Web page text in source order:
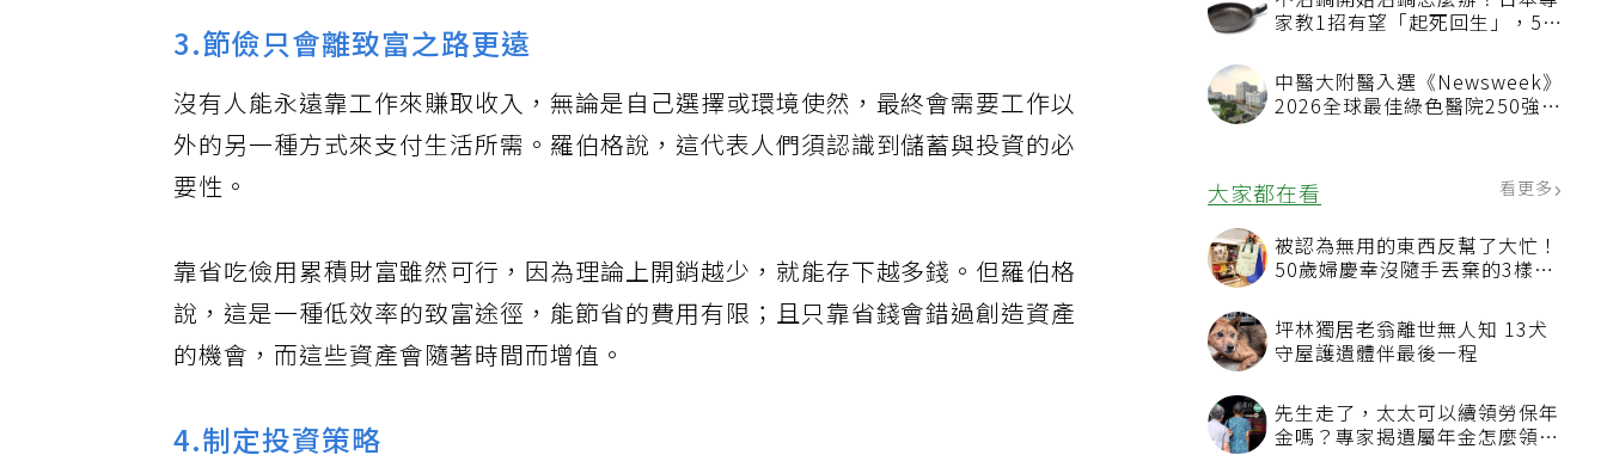
不沾鍋開始沾鍋怎麼辦？日本專
家教1招有望「起死回生」，5情
中醫大附醫入選《Newsweek》
2026全球最佳綠色醫院250強
大家都在看
被認為無用的東西反幫了大忙！
50歲婦慶幸沒隨手丟棄的3樣物
坪林獨居老翁離世無人知 13犬
守屋護遺體伴最後一程
先生走了，太太可以續領勞保年
3.節儉只會離致富之路更遠
沒有人能永遠靠工作來賺取收入，無論是自己選擇或環境使然，最終會需要工作以
外的另一種方式來支付生活所需。羅伯格說，這代表人們須認識到儲蓄與投資的必
要性。
靠省吃儉用累積財富雖然可行，因為理論上開銷越少，就能存下越多錢。但羅伯格
說，這是一種低效率的致富途徑，能節省的費用有限；且只靠省錢會錯過創造資產
的機會，而這些資產會隨著時間而增值。